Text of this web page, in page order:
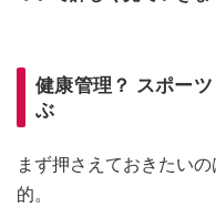
健康管理？ スポー
ぶ
まず押さえておきたい
的。